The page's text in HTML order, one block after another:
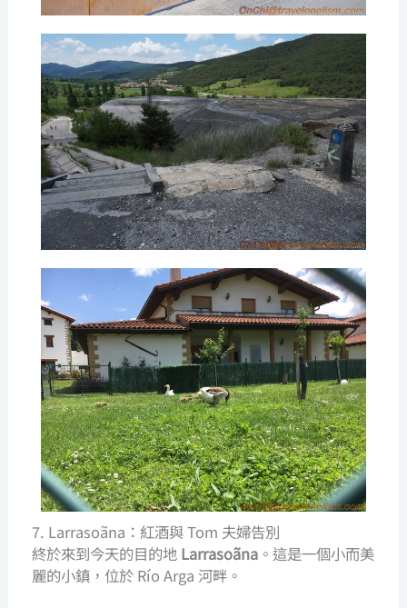
7. Larrasoãna：紅酒與 Tom 夫婦告別
終於來到今天的目的地 Larrasoãna 。這是一個小而美
麗的小鎮，位於 Río Arga 河畔。